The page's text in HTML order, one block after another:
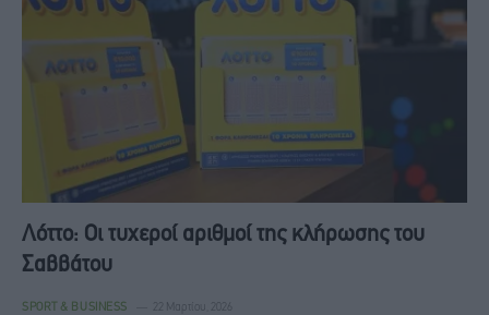
Λόττο: Οι τυχεροί αριθμοί της κλήρωσης του
Σαββάτου
SPORT & BUSINESS 22 Μαρτίου, 2026